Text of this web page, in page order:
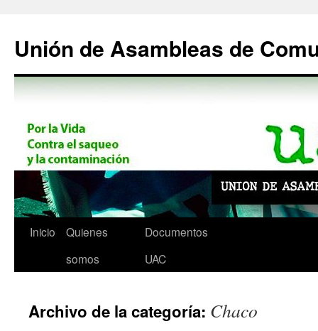
contenido
Unión de Asambleas de
Inicio
Quienes
somos
Documentos
UAC
Archivo de la categoría: Chaco